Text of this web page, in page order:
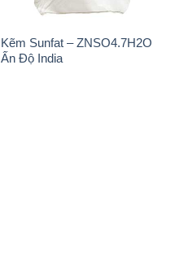
Kẽm Sunfat – ZNSO4.7H2O
Ấn Độ India